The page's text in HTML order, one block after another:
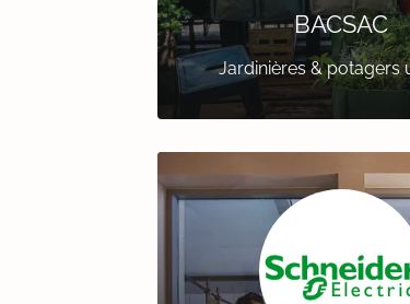
BACSAC
Jardinières & potagers